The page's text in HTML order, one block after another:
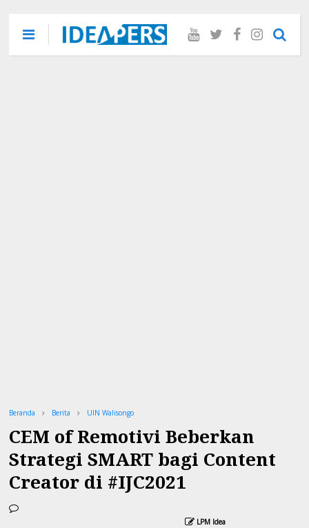
Beranda Berita UIN Walisongo
CEM of Remotivi Beberkan
Strategi SMART bagi Content
Creator di #IJC2021
LPM Idea